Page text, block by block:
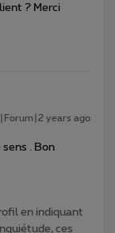
? Merci
years ago
. Bon
en indiquant
ces